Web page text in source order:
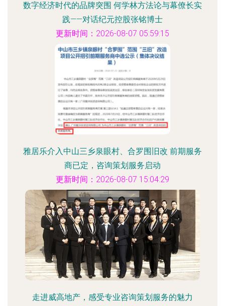
数字经济时代的品牌突围 何学林方法论与幕僚长实
践——对话纪元控股张铭博士
更新时间：2026-08-07 05:59:15
雅居乐介入中山三乡泉眼村、合罗围旧改 前期服务
商已定，咨询策划服务启动
更新时间：2026-08-07 15:04:29
走进威高地产，感受专业咨询策划服务的魅力